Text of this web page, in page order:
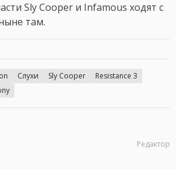
Sly Cooper и Infamous ходят с
там.
Слухи Sly Cooper
Resistance 3
Редактор